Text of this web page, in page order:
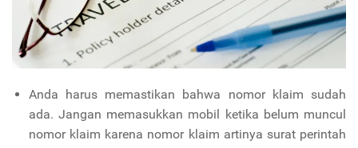
Anda harus memastikan bahwa nomor klaim sudah
ada. Jangan memasukkan mobil ketika belum muncul
nomor klaim karena nomor klaim artinya surat perintah